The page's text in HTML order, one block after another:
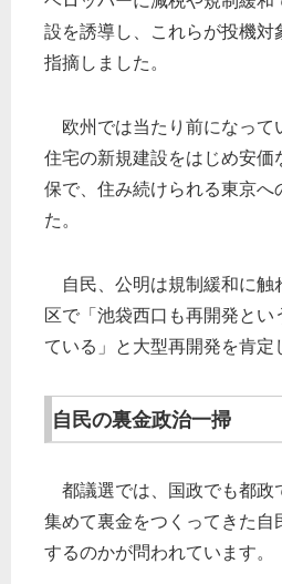
設を誘導し、これらが投機対
指摘しました。
欧州では当たり前になって
住宅の新規建設をはじめ安価
保で、住み続けられる東京へ
た。
自民、公明は規制緩和に触
区で「池袋西口も再開発とい
ている」と大型再開発を肯定
自民の裏金政治一掃
都議選では、国政でも都政
集めて裏金をつくってきた自
するのかが問われています。